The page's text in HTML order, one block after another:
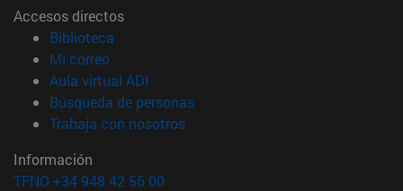
Accesos directos
Biblioteca
Mi correo(abre en nueva ventana)
Aula virtual ADI
Búsqueda de personas(abre en nueva ventana)
Trabaja con nosotros(abre en nueva ventana)
Información
TFNO +34 948 42 56 00